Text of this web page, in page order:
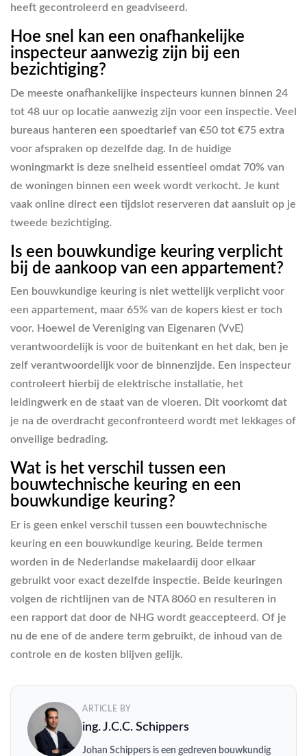
heeft gecontroleerd en geadviseerd.
Hoe snel kan een onafhankelijke
inspecteur aanwezig zijn bij een
bezichtiging?
De meeste onafhankelijke inspecteurs kunnen binnen 24
tot 48 uur op locatie aanwezig zijn voor een inspectie. Veel
bureaus hanteren een spoedtarief van €50 tot €75 extra
voor afspraken op dezelfde dag. In de huidige
woningmarkt is deze snelheid essentieel omdat 70% van
de woningen binnen een week wordt verkocht. Je kunt
vaak online direct een tijdslot reserveren dat aansluit op je
tweede bezichtiging.
Is een bouwkundige keuring verplicht
bij de aankoop van een appartement?
Een bouwkundige keuring is niet wettelijk verplicht voor
een appartement, maar 65% van de kopers kiest er toch
voor. Hoewel de Vereniging van Eigenaren (VvE)
verantwoordelijk is voor de buitenkant en het dak, ben je
zelf verantwoordelijk voor de binnenzijde. Een inspecteur
controleert hierbij de elektrische installatie, het
leidingwerk en de staat van de vloeren. Dit voorkomt dat
je na de overdracht geconfronteerd wordt met lekkages of
onveilige bedrading.
Wat is het verschil tussen een
bouwtechnische keuring en een
bouwkundige keuring?
Er is geen enkel verschil tussen een bouwtechnische
keuring en een bouwkundige keuring. Beide termen
worden in de Nederlandse makelaardij door elkaar
gebruikt voor exact dezelfde inspectie. Beide keuringen
volgen de richtlijnen van de NTA 8060 en resulteren in
een rapport dat door de NHG wordt geaccepteerd. Of je
nu de ene of de andere term gebruikt, de inhoud van de
controle en de kosten blijven gelijk.
ARTICLE BY
ing. J.C.C. Schippers
Johan Schippers is een gedreven bouwkundig